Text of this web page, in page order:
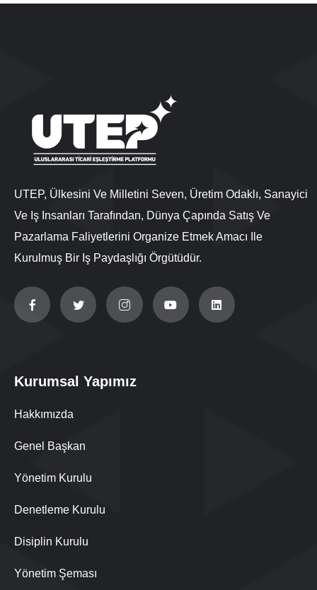
UTEP, Ülkesini Ve Milletini Seven, Üretim Odaklı, Sanayici
Ve Iş Insanları Tarafından, Dünya Çapında Satış Ve
Pazarlama Faliyetlerini Organize Etmek Amacı Ile
Kurulmuş Bir Iş Paydaşlığı Örgütüdür.
Kurumsal Yapımız
Hakkımızda
Genel Başkan
Yönetim Kurulu
Denetleme Kurulu
Disiplin Kurulu
Yönetim Şeması